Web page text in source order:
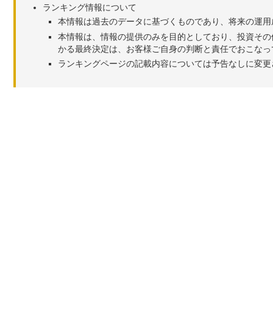
ランキング情報について
本情報は過去のデータに基づくものであり、将来の運
本情報は、情報の提供のみを目的としており、投資そ
かる最終決定は、お客様ご自身の判断と責任でおこな
ランキングページの記載内容については予告なしに変